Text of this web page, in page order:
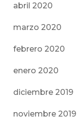
abril 2020
marzo 2020
febrero 2020
enero 2020
diciembre 2019
noviembre 2019